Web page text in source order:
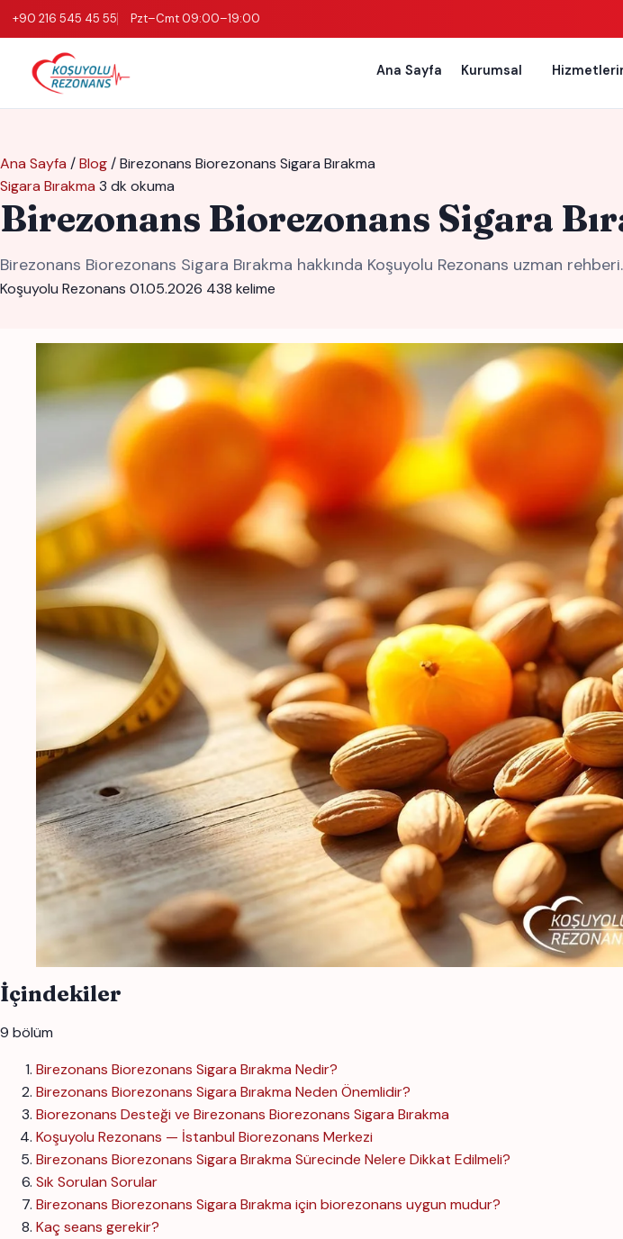
+90 216 545 45 55 Pzt–Cmt 09:00–19:00
Ana Sayfa Kurumsal
Ana Sayfa /Blog/Birezonans Biorezonans Sigara Bırakma
Sigara Bırakma 3 dk okuma
Birezonans Biorezonans Sigara
Birezonans Biorezonans Sigara Bırakma hakkında Koşuyolu Rezonans uzman
Koşuyolu Rezonans 01.05.2026 438 kelime
İçindekiler
9 bölüm
Birezonans Biorezonans Sigara Bırakma Nedir?
Birezonans Biorezonans Sigara Bırakma Neden Önemlidir?
Biorezonans Desteği ve Birezonans Biorezonans Sigara Bırakma
Koşuyolu Rezonans — İstanbul Biorezonans Merkezi
Birezonans Biorezonans Sigara Bırakma Sürecinde Nelere Dikkat Edilmeli?
Sık Sorulan Sorular
Birezonans Biorezonans Sigara Bırakma için biorezonans uygun mudur?
Kaç seans gerekir?